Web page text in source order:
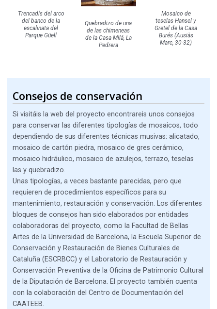
Trencadís del arco
del banco de la
escalinata del
Parque Güell
Quebradizo de una
de las chimeneas
de la Casa Milá, La
Pedrera
Mosaico de
teselas Hansel y
Gretel de la Casa
Burés (Ausiàs
Marc, 30-32)
Consejos de conservación
Si visitáis la web del proyecto encontrareis unos consejos
para conservar las diferentes tipologías de mosaicos, todo
dependiendo de sus diferentes técnicas musivas: alicatado,
mosaico de cartón piedra, mosaico de gres cerámico,
mosaico hidráulico, mosaico de azulejos, terrazo, teselas
las y quebradizo.
Unas tipologías, a veces bastante parecidas, pero que
requieren de procedimientos específicos para su
mantenimiento, restauración y conservación. Los diferentes
bloques de consejos han sido elaborados por entidades
colaboradoras del proyecto, como la Facultad de Bellas
Artes de la Universidad de Barcelona, la Escuela Superior de
Conservación y Restauración de Bienes Culturales de
Cataluña (ESCRBCC) y el Laboratorio de Restauración y
Conservación Preventiva de la Oficina de Patrimonio Cultural
de la Diputación de Barcelona. El proyecto también cuenta
con la colaboración del Centro de Documentación del
CAATEEB.